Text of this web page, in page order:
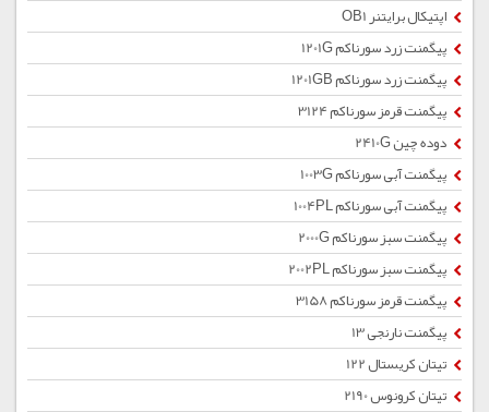
اپتیکال برایتنر OB1
پیگمنت زرد سورناکم 1201G
پیگمنت زرد سورناکم 1201GB
پیگمنت قرمز سورناکم 3124
دوده چین 2410G
پیگمنت آبی سورناکم 1003G
پیگمنت آبی سورناکم 1004PL
پیگمنت سبز سورناکم 2000G
پیگمنت سبز سورناکم 2002PL
پیگمنت قرمز سورناکم 3158
پیگمنت نارنجی 13
تیتان کریستال 122
تیتان کرونوس 2190